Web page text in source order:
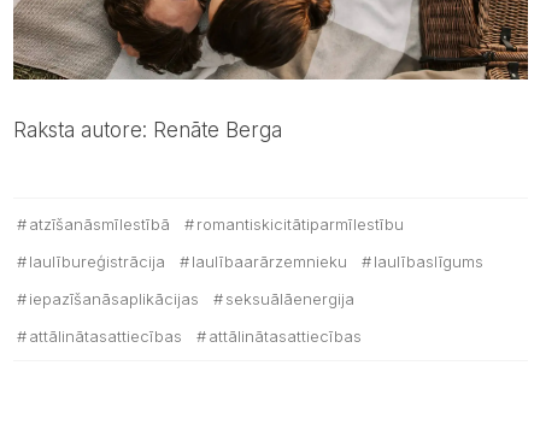
Raksta autore: Renāte Berga
atzīšanāsmīlestībā
romantiskicitātiparmīlestību
laulībureģistrācija
laulībaarārzemnieku
laulībaslīgums
iepazīšanāsaplikācijas
seksuālāenergija
attālinātasattiecības
attālinātasattiecības